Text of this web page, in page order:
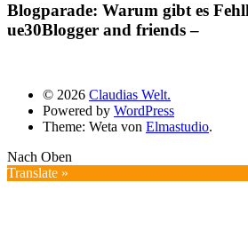
Blogparade: Warum gibt es
ue30Blogger and friends –
© 2026 Claudias Welt.
Powered by WordPress
Theme: Weta von Elmastudio.
Nach Oben
Translate »